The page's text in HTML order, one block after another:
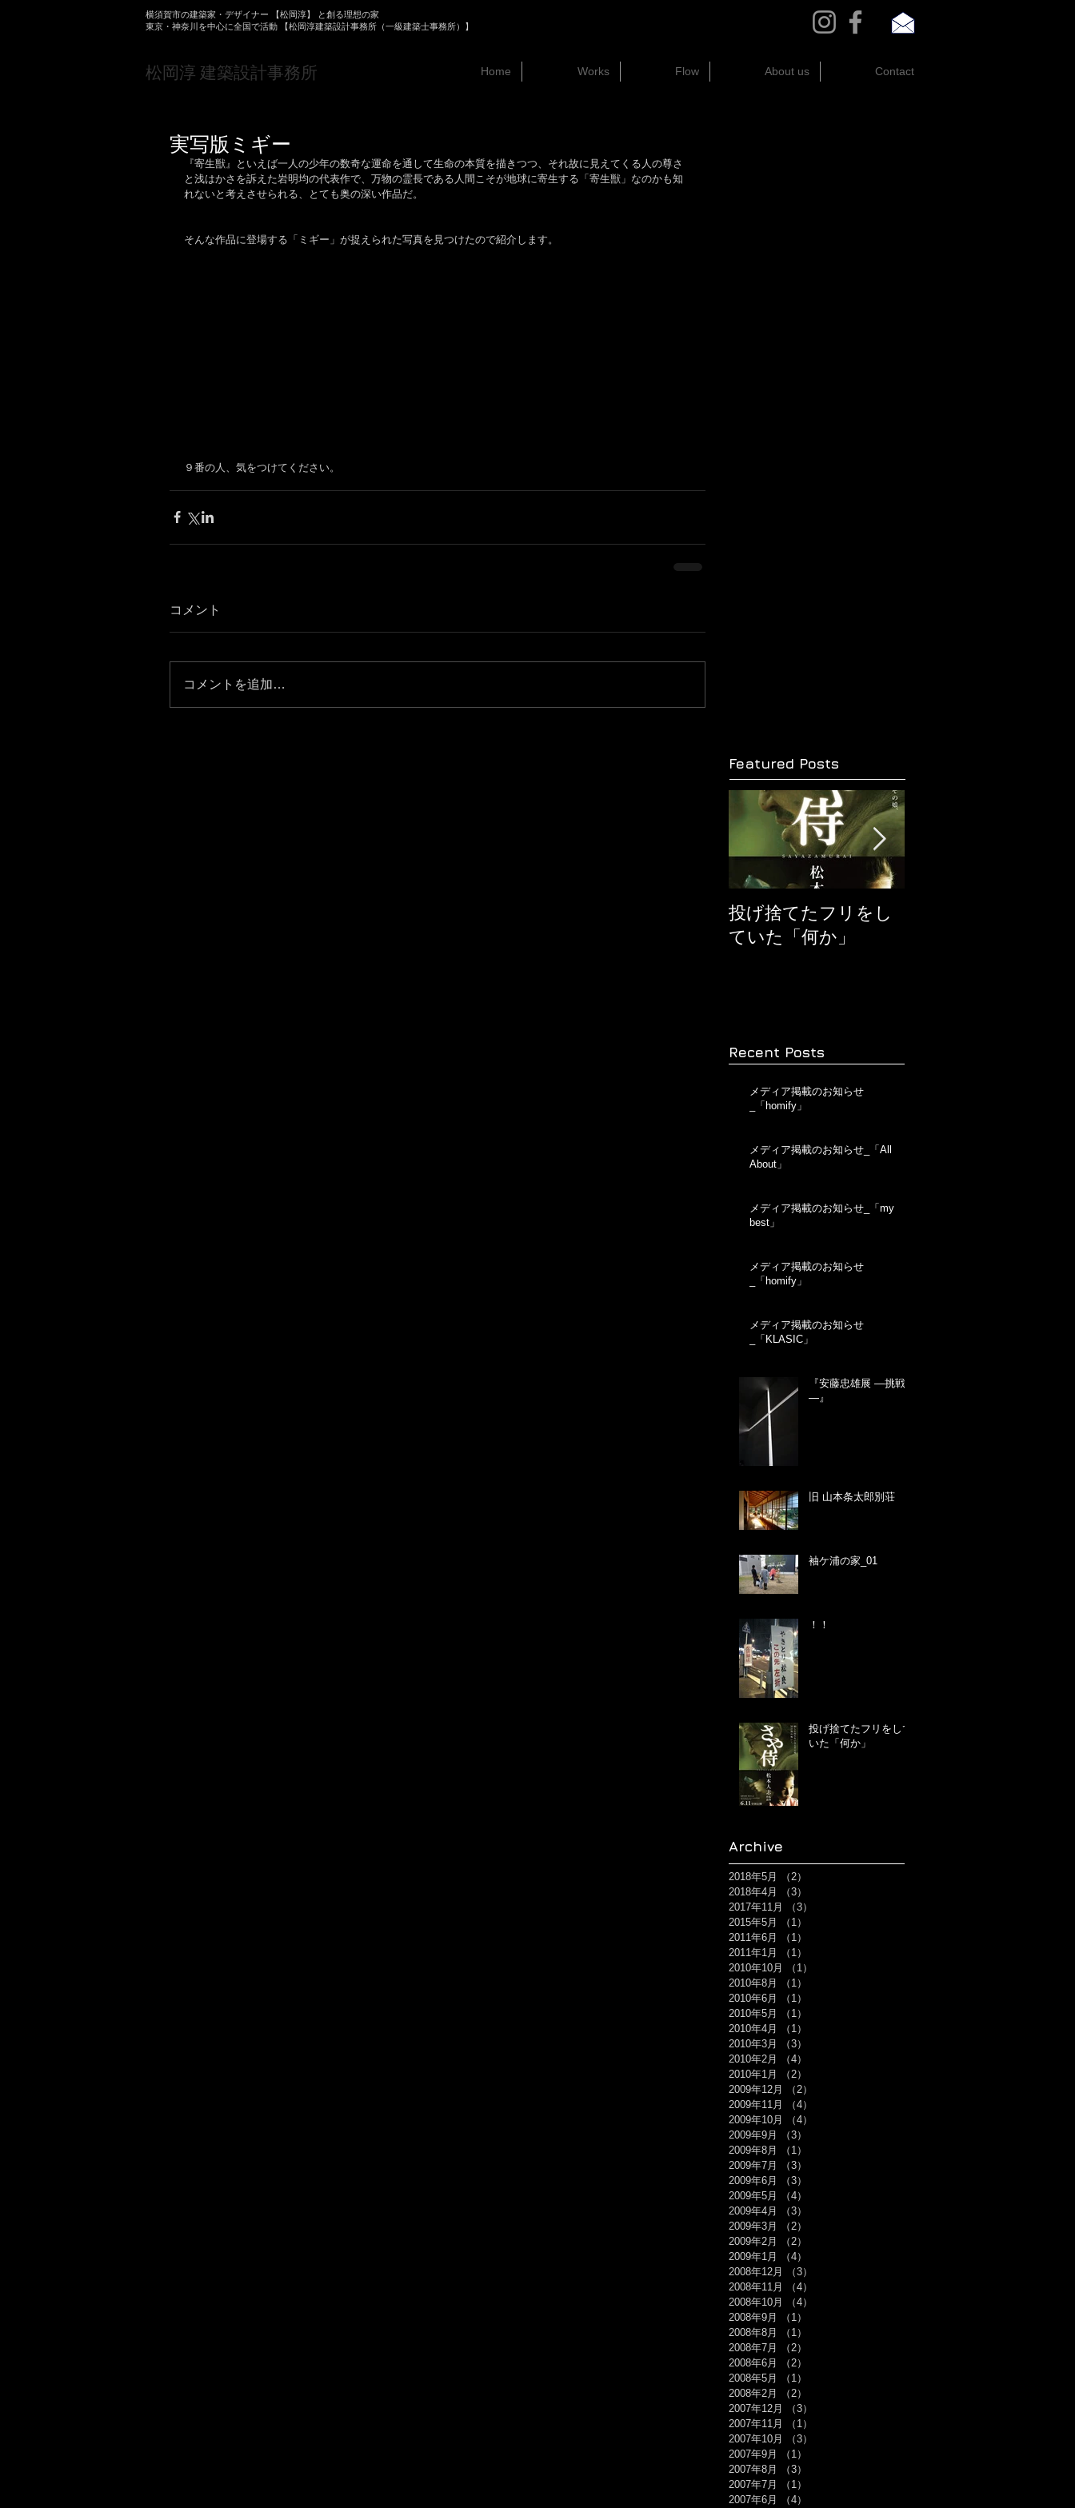
横須賀市の建築家・デザイナー 【松岡淳】 と創る理想の家
東京・神奈川を中心に全国で活動 【松岡淳建築設計事務所（一級建築士事務所）】
​松岡淳 建築設計事務所 Home Works Flow About us Contact
実写版ミギー
『寄生獣』といえば一人の少年の数奇な運命を通して生命の本質を描きつつ、それ故に見えてくる人の尊さ
と浅はかさを訴えた岩明均の代表作で、万物の霊長である人間こそが地球に寄生する「寄生獣」なのかも知
れないと考えさせられる、とても奥の深い作品だ。
そんな作品に登場する「ミギー」が捉えられた写真を見つけたので紹介します。
９番の人、気をつけてください。
コメント
コメントを追加…
Featured Posts
投げ捨てたフリをし
ていた「何か」
Recent Posts
メディア掲載のお知らせ
_「homify」
メディア掲載のお知らせ_「All
About」
メディア掲載のお知らせ_「my
best」
メディア掲載のお知らせ
_「homify」
メディア掲載のお知らせ
_「KLASIC」
『安藤忠雄展 ―挑戦
―』
旧 山本条太郎別荘
袖ケ浦の家_01
！！
投げ捨てたフリをして
いた「何か」
Archive
2018年5月 （2）
2018年4月
（3）
2017年11月
（3）
2015年5月
（1）
2011年6月
（1）
2011年1月
（1）
2010年10月
（1）
2010年8月
（1）
2010年6月
（1）
2010年5月
（1）
2010年4月
（1）
2010年3月
（3）
2010年2月
（4）
2010年1月
（2）
2009年12月
（2）
2009年11月
（4）
2009年10月
（4）
2009年9月
（3）
2009年8月
（1）
2009年7月
（3）
2009年6月
（3）
2009年5月
（4）
2009年4月
（3）
2009年3月
（2）
2009年2月
（2）
2009年1月
（4）
2008年12月
（3）
2008年11月
（4）
2008年10月
（4）
2008年9月
（1）
2008年8月
（1）
2008年7月
（2）
2008年6月
（2）
2008年5月
（1）
2008年2月
（2）
2007年12月
（3）
2007年11月
（1）
2007年10月
（3）
2007年9月
（1）
2007年8月
（3）
2007年7月
（1）
2007年6月
（4）